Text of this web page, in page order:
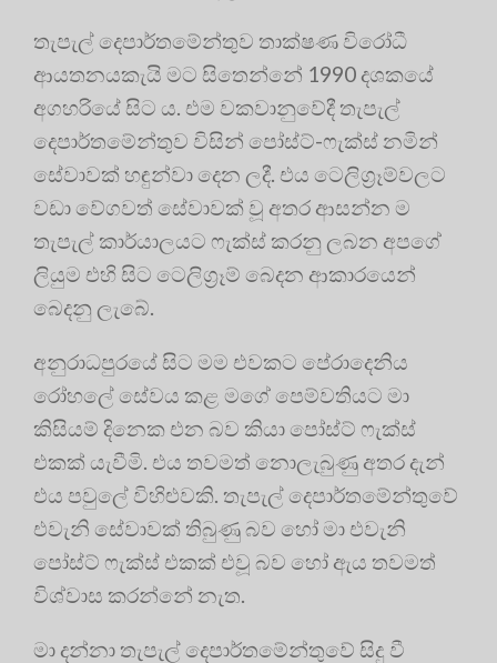
තැපැල් දෙපාර්තමේන්තුව තාක්ෂණ විරෝධී
ආයතනයකැයි මට සිතෙන්නේ 1990 දශකයේ
අගහරියේ සිට ය. එම වකවානුවේදී තැපැල්
දෙපාර්තමේන්තුව විසින් පෝස්ට්-ෆැක්ස් නමින්
සේවාවක් හඳුන්වා දෙන ලදී. එය ටෙලිග්‍රෑම්වලට
වඩා වේගවත් සේවාවක් වූ අතර ආසන්න ම
තැපැල් කාර්යාලයට ෆැක්ස් කරනු ලබන අපගේ
ලියුම එහි සිට ටෙලිග්‍රෑම් බෙදන ආකාරයෙන්
බෙදනු ලැබේ.
අනුරාධපුරයේ සිට මම එවකට පේරාදෙනිය
රෝහලේ සේවය කළ මගේ පෙම්වතියට මා
කිසියම් දිනෙක එන බව කියා පෝස්ට් ෆැක්ස්
එකක් යැවීමි. එය තවමත් නොලැබුණු අතර දැන්
එය පවුලේ විහිළුවකි. තැපැල් දෙපාර්තමේන්තුවේ
එවැනි සේවාවක් තිබුණු බව හෝ මා එවැනි
පෝස්ට් ෆැක්ස් එකක් එවූ බව හෝ ඇය තවමත්
විශ්වාස කරන්නේ නැත.
මා දන්නා තැපැල් දෙපාර්තමේන්තුවේ සිදු වී